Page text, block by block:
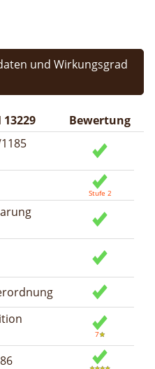
und Wirkungsgrad
Bewertung